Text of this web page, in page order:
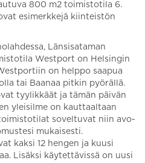
800 m2 toimistotila 6.
esimerkkejä kiinteistön
Länsisataman
Westport on Helsingin
on helppo saapua
tai Baanaa pitkin pyörällä.
tyylikkäät ja tämän päivän
yleisilme on kauttaaltaan
soveltuvat niin avo-
mukaisesti.
kaksi 12 hengen ja kuusi
Lisäksi käytettävissä on uusi